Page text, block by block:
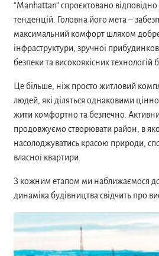
“Manhattan” спроєктовано відповідно
тенденцій. Головна його мета –
максимальний комфорт шляхом
інфраструктури, зручної
безпеки та високоякісних технологій
Це більше, ніж просто житловий
людей, які діляться однаковими
жити комфортно та безпечно.
продовжуємо створювати район, в
насолоджуватись красою природи,
власної квартири.
З кожним етапом ми наближаємося до
динаміка будівництва свідчить про